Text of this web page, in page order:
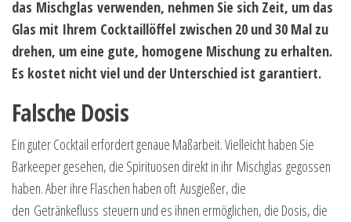
das Mischglas verwenden, nehmen Sie sich Zeit, um das
Glas mit Ihrem Cocktaillöffel zwischen 20 und 30 Mal zu
drehen, um eine gute, homogene Mischung zu erhalten.
Es kostet nicht viel und der Unterschied ist garantiert.
Falsche Dosis
Ein guter Cocktail erfordert genaue Maßarbeit. Vielleicht haben Sie
Barkeeper gesehen, die Spirituosen direkt in ihr Mischglas gegossen
haben. Aber ihre Flaschen haben oft Ausgießer, die
den Getränkefluss steuern und es ihnen ermöglichen, die Dosis, die